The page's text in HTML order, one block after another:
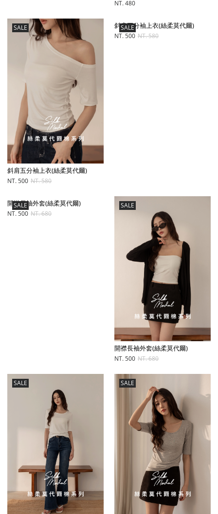
NT. 480
SALE
斜肩五分袖上衣(絲柔莫代爾)
NT. 500 NT. 580
SALE
斜肩五分袖上衣(絲柔莫代爾)
NT. 500 NT. 580
SALE
開襟長袖外套(絲柔莫代爾)
NT. 500 NT. 680
SALE
開襟長袖外套(絲柔莫代爾)
NT. 500 NT. 680
SALE SALE